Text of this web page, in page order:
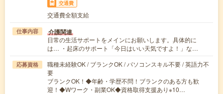
交通費
交通費全額支給
仕事内容 介護関連
日常の生活サポートをメインにお願いします。具体的に
は… ・起床のサポート「今日はいい天気ですよ！」な…
応募資格
職種未経験OK / ブランクOK / パソコンスキル不要 / 英語力不
要
ブランクOK！◆年齢・学歴不問！ブランクのある方も歓
迎！◆Wワーク・副業OK◆資格取得支援あり※10…